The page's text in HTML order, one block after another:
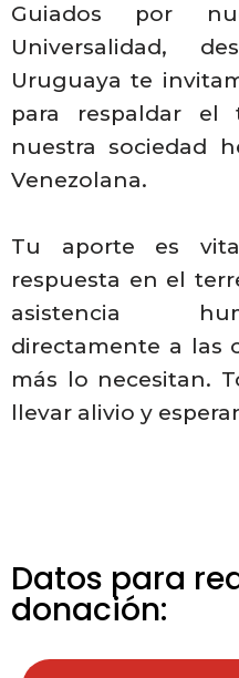
Guiados por
Universalidad,
Uruguaya te
para respaldar el
nuestra sociedad
Venezolana.
Tu aporte es
respuesta en el
asistencia
directamente a las
más lo necesitan.
llevar alivio y
Datos para
donación: